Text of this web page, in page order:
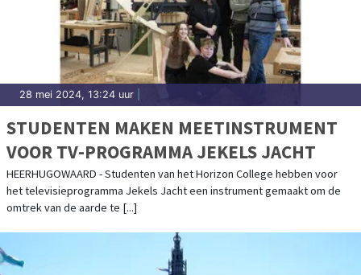
28 mei 2024, 13:24 uur
STUDENTEN MAKEN MEETINSTRUMENT
VOOR TV-PROGRAMMA JEKELS JACHT
HEERHUGOWAARD - Studenten van het Horizon College hebben voor
het televisieprogramma Jekels Jacht een instrument gemaakt om de
omtrek van de aarde te [...]